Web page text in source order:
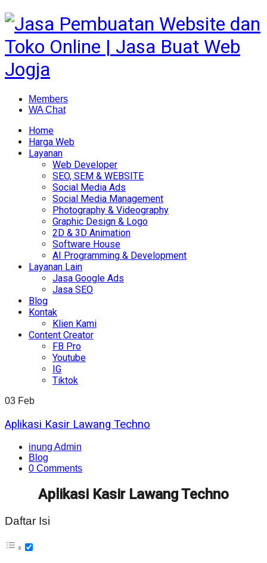
Members
WA Chat
Home
Harga Web
Layanan
Web Developer
SEO, SEM & WEBSITE
Social Media Ads
Social Media Management
Photography & Videography
Graphic Design & Logo
2D & 3D Animation
Software House
AI Programming & Development
Layanan Lain
Jasa Google Ads
Jasa SEO
Blog
Kontak
Klien Kami
Content Creator
FB Pro
Youtube
IG
Tiktok
03 Feb
Aplikasi Kasir Lawang Techno
inung Admin
Blog
0 Comments
Aplikasi Kasir Lawang Techno
Daftar Isi